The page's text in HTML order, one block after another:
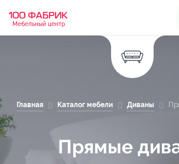
Мебельный центр
Главная Каталог мебели Диваны
Прямые